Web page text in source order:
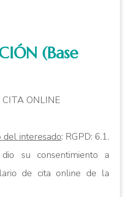
(Base
CITA ONLINE
del interesado: RGPD: 6.1.
su consentimiento a
de cita online de la